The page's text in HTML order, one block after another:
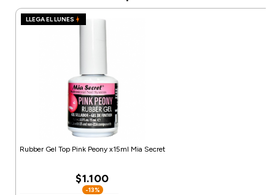
LLEGA EL LUNES
Rubber Gel Top Pink Peony x15ml Mia Secret
$1.100
-13%